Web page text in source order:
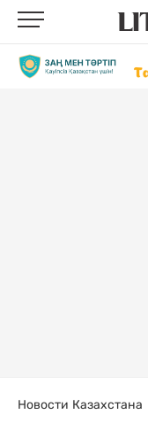
Новости Казахстана